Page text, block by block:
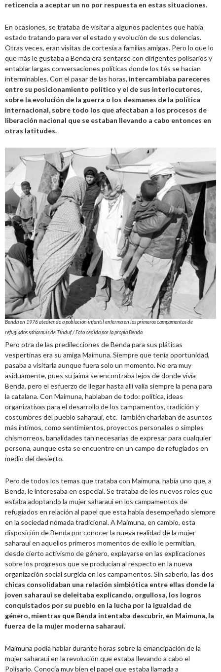
reticencia a aceptar un no por respuesta en estas situaciones.
En ocasiones, se trataba de visitar a algunos pacientes que había
estado tratando para ver el estado y evolución de sus dolencias.
Otras veces, eran visitas de cortesía a familias amigas. Pero lo que lo
que más le gustaba a Benda era sentarse con dirigentes polisarios y
entablar largas conversaciones políticas donde los tés se hacían
interminables. Con el pasar de las horas, intercambiaba pareceres
entre su posicionamiento político y el de sus interlocutores,
sobre la evolución de la guerra o los desmanes de la política
internacional, sobre todo los que afectaban a los procesos de
liberación nacional que se estaban llevando a cabo entonces en
otras latitudes.
Benda en 1976 atediendo a población infantil enferma en los primeros campamentos de
refugiados saharauis de Tinduf / Foto cedida por la propia Benda
Pero otra de las predilecciones de Benda para sus pláticas
vespertinas era su amiga Maimuna. Siempre que tenía oportunidad,
pasaba a visitarla aunque fuera solo un momento. No era muy
asiduamente, pues su jaima se encontraba lejos de donde vivía
Benda, pero el esfuerzo de llegar hasta allí valía siempre la pena para
la catalana. Con Maimuna, hablaban de todo: política, ideas
organizativas para el desarrollo de los campamentos, tradición y
costumbres del pueblo saharaui, etc. También charlaban de asuntos
más íntimos, como sentimientos, proyectos personales o simples
chismorreos, banalidades tan necesarias de expresar para cualquier
persona, aunque esta se encuentre en un campo de refugiados en
medio del desierto.
Pero de todos los temas que trataba con Maimuna, había uno que, a
Benda, le interesaba en especial. Se trataba de los nuevos roles que
estaba adoptando la mujer saharaui en los campamentos de
refugiados en relación al papel que esta había desempeñado siempre
en la sociedad nómada tradicional. A Maimuna, en cambio, esta
disposición de Benda por conocer la nueva realidad de la mujer
saharaui en aquellos primeros momentos de exilio le permitían,
desde cierto activismo de género, explayarse en las explicaciones
sobre los progresos que se producían al respecto en la nueva
organización social surgida en los campamentos. Sin saberlo, las dos
chicas consolidaban una relación simbiótica entre ellas donde la
joven saharaui se deleitaba explicando, orgullosa, los logros
conquistados por su pueblo en la lucha por la igualdad de
género, mientras que Benda intentaba descubrir, en Maimuna, la
fuerza de la mujer moderna saharaui.
Maimuna podía hablar durante horas sobre la emancipación de la
mujer saharaui en la revolución que estaba llevando a cabo el
Polisario. Conocía muy bien el papel que estaba llamada a